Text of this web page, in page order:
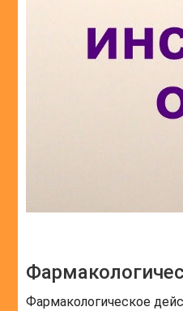
Фармакологическое